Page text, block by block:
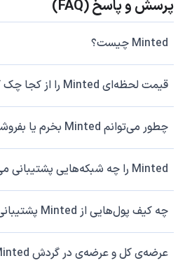
پرسش و پاسخ (FAQ)
Minted چیست؟
قیمت لحظه‌ای Minted را از کجا چک کنم؟
چطور می‌توانم Minted بخرم یا بفروشم؟
Minted را چه شبکه‌هایی پشتیبانی می‌کند؟
چه کیف پول‌هایی از Minted پشتیبانی می‌کنند؟
عرضه‌ی کل و عرضه‌ی در گردش Minted چقدر است؟